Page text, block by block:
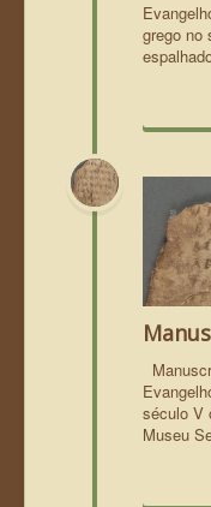
grego no
século V
Museu